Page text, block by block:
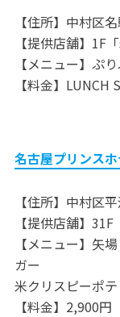
【住所】中村区
【提供店舗】1F
【メニュー】ぷ
【料金】LUNCH
名古屋プリンス
【住所】中村区
【提供店舗】
【メニュー】矢
ガー
米クリスピーポ
【料金】2,900円